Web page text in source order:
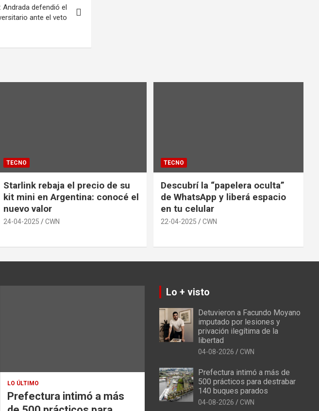
Andrada defendió el
ante el veto
TECNO
Starlink rebaja el precio de su
kit mini en Argentina: conocé el
nuevo valor
24-04-2025 CWN
TECNO
Descubrí la “papelera oculta”
de WhatsApp y liberá espacio
en tu celular
22-04-2025 CWN
LO ÚLTIMO
Prefectura intimó a más
Lo + visto
Detuvieron a Facundo Moyano
imputado por lesiones y
privación ilegítima de la
libertad
04-08-2026 CWN
Prefectura intimó a más de
500 prácticos para destrabar
140 buques parados
04-08-2026 CWN